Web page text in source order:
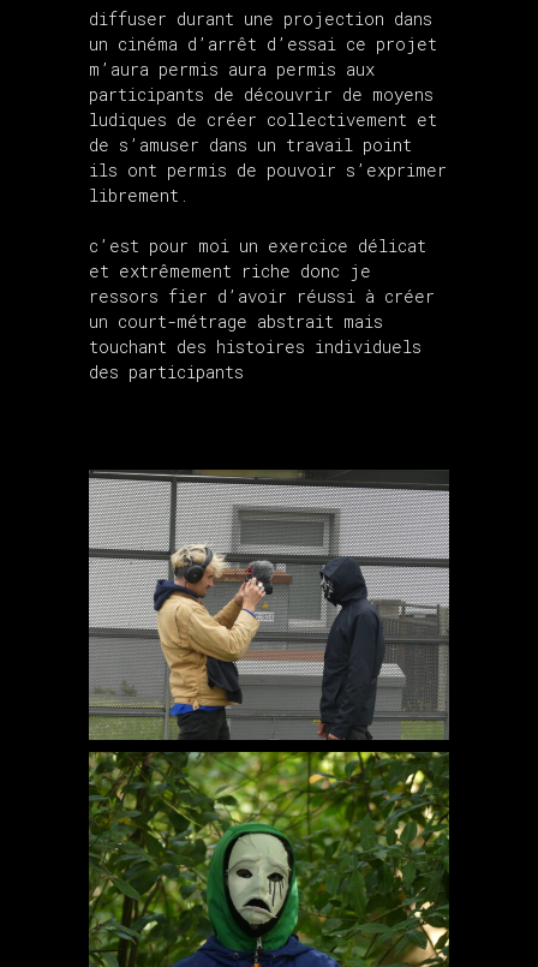
diffuser durant une projection dans
un cinéma d’arrêt d’essai ce projet
m’aura permis aura permis aux
participants de découvrir de moyens
ludiques de créer collectivement et
de s’amuser dans un travail point
ils ont permis de pouvoir s’exprimer
librement.
c’est pour moi un exercice délicat
et extrêmement riche donc je
ressors fier d’avoir réussi à créer
un court-métrage abstrait mais
touchant des histoires individuels
des participants